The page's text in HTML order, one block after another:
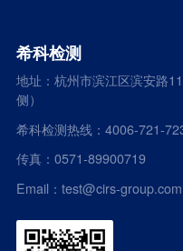
希科检测
地址：杭州市滨江区滨安路
侧）
希科检测热线：4006-721-
传真：0571-89900719
Email：test@cirs-group.com